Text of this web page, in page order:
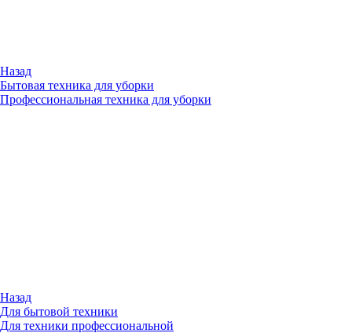
Назад
Бытовая техника для уборки
Профессиональная техника для уборки
Назад
Для бытовой техники
Для техники профессиональной